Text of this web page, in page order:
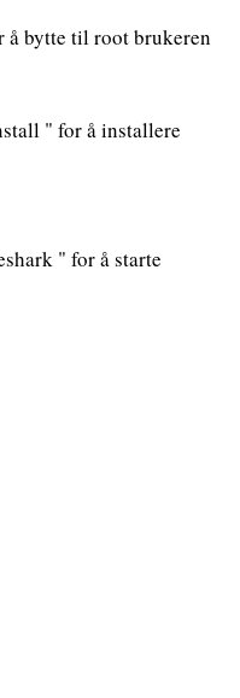
å bytte til root brukeren
" for å installere
" for å starte